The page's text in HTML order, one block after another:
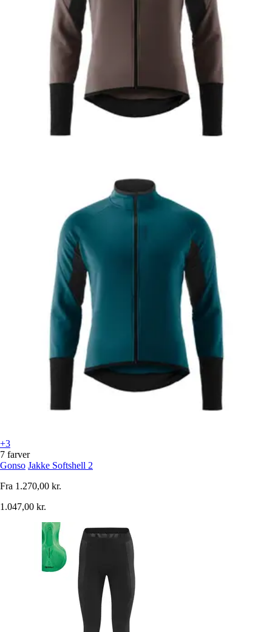
+3
7 farver
Gonso Jakke Softshell 2
Fra 1.270,00 kr.
1.047,00 kr.